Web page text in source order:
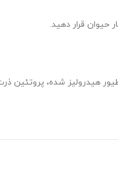
حیوان قرار دهید.
جوسرا از پروتئین مرغ خشک شده، برنج، ذرت، چربی حیوانی، چغندر قند،